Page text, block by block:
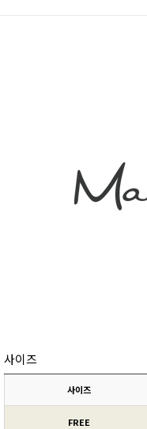
사이즈
사이즈
FREE